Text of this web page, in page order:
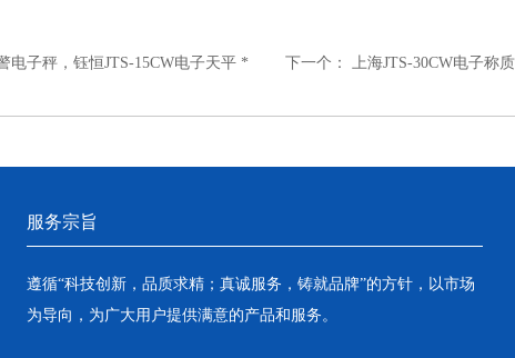
电子秤，钰恒JTS-15CW电子天平 * 下一个： 上海JTS-30CW电子称
服务宗旨
遵循“科技创新，品质求精；真诚服务，铸就品牌”的方针，以市场
为导向，为广大用户提供满意的产品和服务。